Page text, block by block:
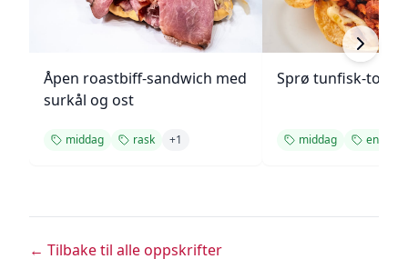
Åpen roastbiff-sandwich med
surkål og ost
middag rask +1
Sprø tunfisk-
middag enkel
← Tilbake til alle oppskrifter